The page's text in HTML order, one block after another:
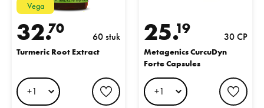
Vega
32.70 60 stuk
Turmeric Root Extract
favorite button
25.19 30 CP
Metagenics CurcuDyn
Forte Capsules